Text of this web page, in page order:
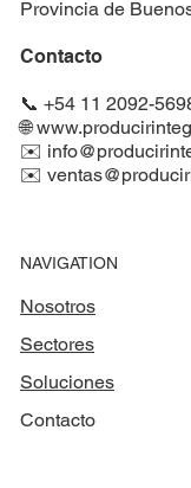
Provincia de
Contacto
📞 +54 11 2092-
🌐
✉️
✉️
NAVIGATION
Nosotros
Sectores
Soluciones
Contacto